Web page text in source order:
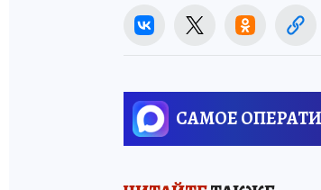
САМОЕ